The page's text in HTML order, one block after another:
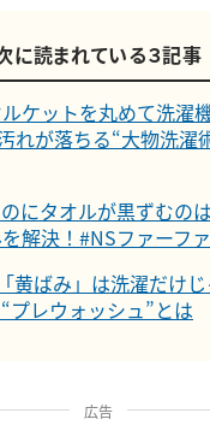
に読まれている３記事
ルケットを丸めて洗濯
れが落ちる“大物洗濯
のにタオルが黒ずむの
解決！#NSファーフ
黄ばみ」は洗濯だけじ
プレウォッシュ”とは
広告